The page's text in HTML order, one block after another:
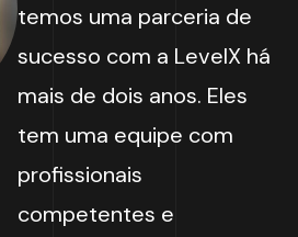
temos uma parceria de
sucesso com a LevelX há
mais de dois anos. Eles
tem uma equipe com
profissionais
competentes e